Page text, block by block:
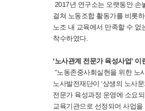
2017년 연구소는 오랫동안 손
걸쳐 노동조합 활동가를 비롯
노조 내 교육에서 만족할 수 없
착수하였다.
‘노사관계 전문가 육성사업’ 이
“노동존중사회실현을 위한 노
노사발전재단이 ‘상생의 노사
전문가 육성과정 운영에 소요
교육기관으로 선정되어 사업을